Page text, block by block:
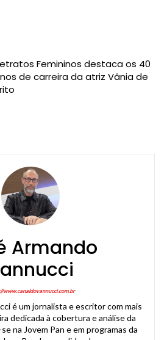
Femininos destaca os 40
de carreira da atriz Vânia de
Armando
www.canaldovannucci.com.br
é um jornalista e escritor com mais
dedicada à cobertura e análise da
na Jovem Pan e em programas da